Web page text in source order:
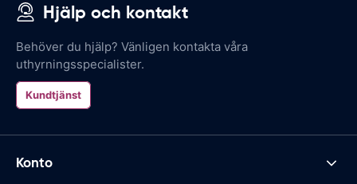
Hjälp och kontakt
Behöver du hjälp? Vänligen kontakta våra
uthyrningsspecialister.
Kundtjänst
Konto